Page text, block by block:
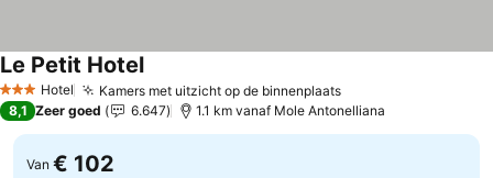
3 SterrenHotel Kamers met uitzicht op de binnenplaats
Le Petit Hotel
8,1 Zeer goed 6.647 1.1 km vanaf Mole Antonelliana
Van € 102